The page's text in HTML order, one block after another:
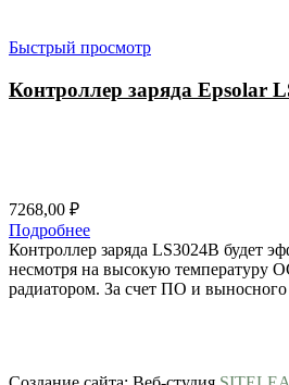
Быстрый просмотр
Контроллер заряда Epsolar
7268,00 ₽
Подробнее
Контроллер заряда LS3024B будет
несмотря на высокую температуру
радиатором. За счет ПО и выносного